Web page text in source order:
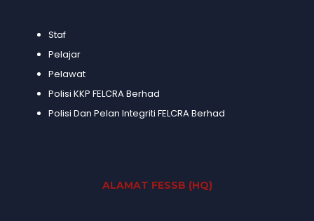
Staf
Pelajar
Pelawat
Polisi KKP FELCRA Berhad
Polisi Dan Pelan Integriti FELCRA Berhad
ALAMAT FESSB (HQ)